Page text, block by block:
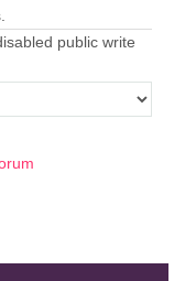
public write